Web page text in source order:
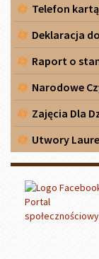
Telefon
Deklaracja
Raport o
Narodowe
Zajęcia Dla
Utwory